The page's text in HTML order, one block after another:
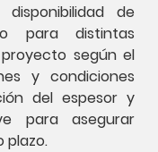
de
para distintas
según el
y condiciones
del espesor y
para asegurar
plazo.